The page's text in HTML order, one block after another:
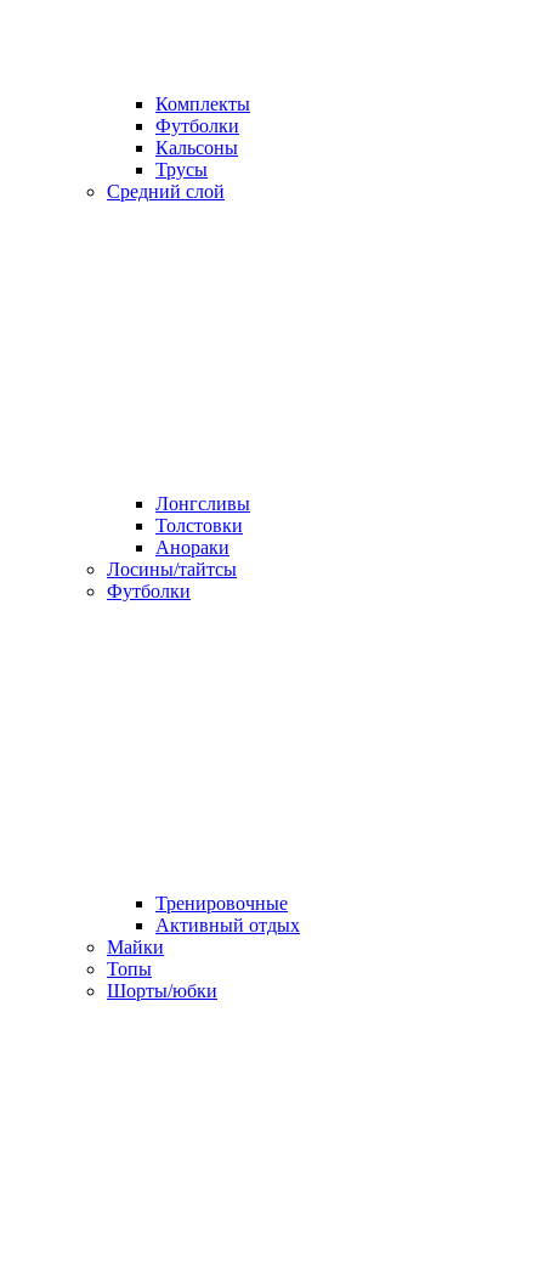
Комплекты
Футболки
Кальсоны
Трусы
Средний слой
Лонгсливы
Толстовки
Анораки
Лосины/тайтсы
Футболки
Тренировочные
Активный отдых
Майки
Топы
Шорты/юбки